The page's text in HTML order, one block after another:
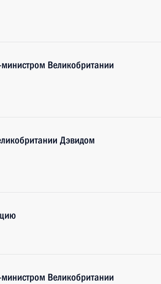
Великобритании
Дэвидом
Великобритании